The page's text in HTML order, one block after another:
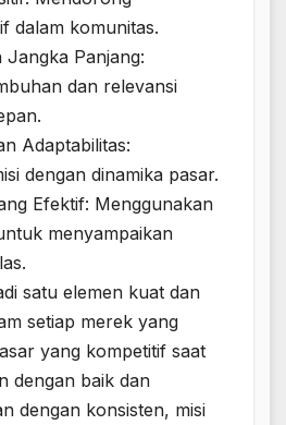
dalam komunitas.
Jangka Panjang:
dan relevansi
Adaptabilitas:
dengan dinamika pasar.
Efektif: Menggunakan
menyampaikan
satu elemen kuat dan
setiap merek yang
yang kompetitif saat
dengan baik dan
dengan konsisten, misi